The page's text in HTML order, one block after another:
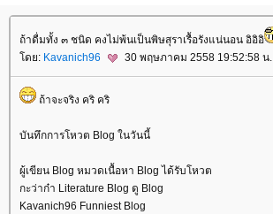
ถ้าดื่มทั้ง ๓ ชนิด คงไม่พ้นเป็นพิษสุราเรื้อรังแน่นอน อิอิอิ
ดย: Kavanich96 30 พฤษภาคม 2558 19:52:58 น.
ถ้าจะจริง คริ คริ
บันทึกการโหวต Blog ในวันนี้
ผู้เขียน Blog หมวดเนื้อหา Blog ได้รับโหวต
กะว่าก๋า Literature Blog ดู Blog
Kavanich96 Funniest Blog